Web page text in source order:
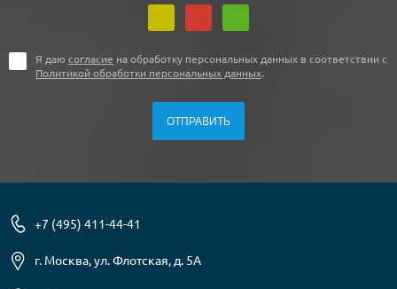
Я даю согласие на обработку персональных данных в соответствии с
Политикой обработки персональных данных.
+7 (495) 411-44-41
г. Москва, ул. Флотская, д. 5А